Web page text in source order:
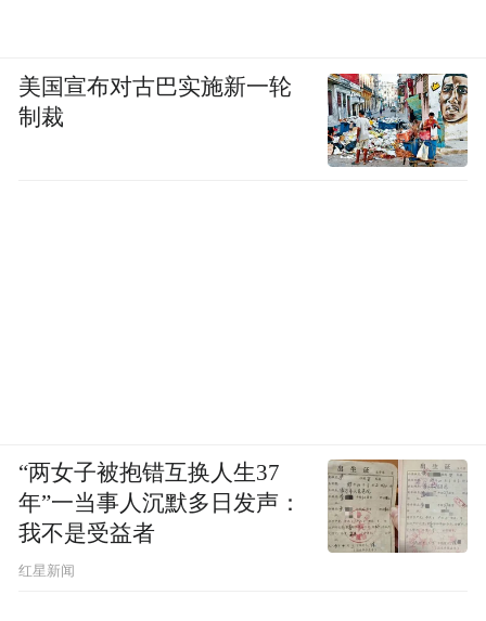
美国宣布对古巴实施新一轮
制裁
“两女子被抱错互换人生37
年”一当事人沉默多日发声：
我不是受益者
红星新闻